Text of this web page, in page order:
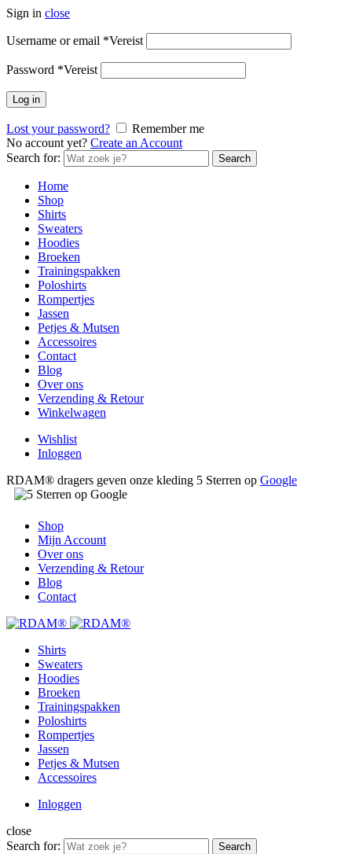
Sign in close
Username or email *Vereist
Password *Vereist
Log in
Lost your password?
Remember me
No account yet? Create an Account
Search for:
Search
Home
Shop
Shirts
Sweaters
Hoodies
Broeken
Trainingspakken
Poloshirts
Rompertjes
Jassen
Petjes & Mutsen
Accessoires
Contact
Blog
Over ons
Verzending & Retour
Winkelwagen
Wishlist
Inloggen
RDAM® dragers geven onze kleding 5 Sterren op Google
Shop
Mijn Account
Over ons
Verzending & Retour
Blog
Contact
Shirts
Sweaters
Hoodies
Broeken
Trainingspakken
Poloshirts
Rompertjes
Jassen
Petjes & Mutsen
Accessoires
Inloggen
close
Search for:
Search